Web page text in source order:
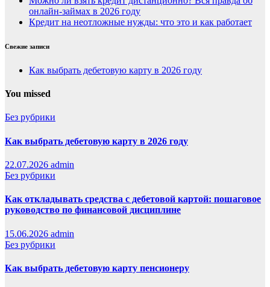
онлайн-займах в 2026 году
Кредит на неотложные нужды: что это и как работает
Свежие записи
Как выбрать дебетовую карту в 2026 году
You missed
Без рубрики
Как выбрать дебетовую карту в 2026 году
22.07.2026 admin
Без рубрики
Как откладывать средства с дебетовой картой: пошаговое
руководство по финансовой дисциплине
15.06.2026 admin
Без рубрики
Как выбрать дебетовую карту пенсионеру